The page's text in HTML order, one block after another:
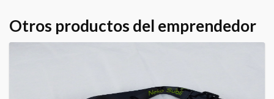
Otros productos del emprendedor